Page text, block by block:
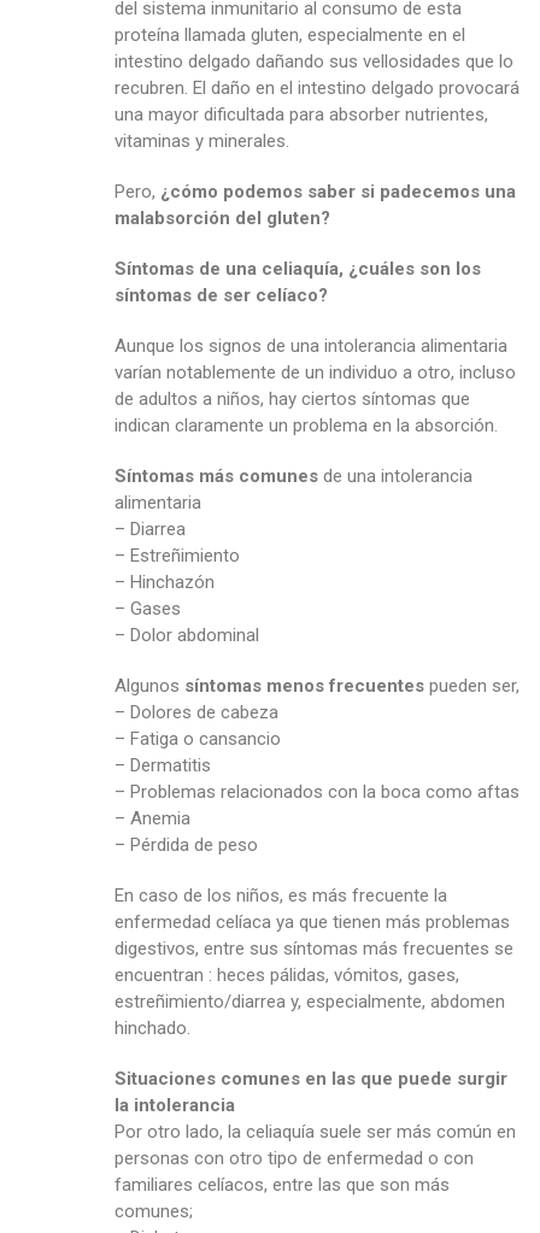
del sistema inmunitario al consumo de esta
proteína llamada gluten, especialmente en el
intestino delgado dañando sus vellosidades que lo
recubren. El daño en el intestino delgado provocará
una mayor dificultada para absorber nutrientes,
vitaminas y minerales.
Pero, ¿cómo podemos saber si padecemos una
malabsorción del gluten?
Síntomas de una celiaquía, ¿cuáles son los
síntomas de ser celíaco?
Aunque los signos de una intolerancia alimentaria
varían notablemente de un individuo a otro, incluso
de adultos a niños, hay ciertos síntomas que
indican claramente un problema en la absorción.
Síntomas más comunes de una intolerancia
alimentaria
– Diarrea
– Estreñimiento
– Hinchazón
– Gases
– Dolor abdominal
Algunos síntomas menos frecuentes pueden ser,
– Dolores de cabeza
– Fatiga o cansancio
– Dermatitis
– Problemas relacionados con la boca como aftas
– Anemia
– Pérdida de peso
En caso de los niños, es más frecuente la
enfermedad celíaca ya que tienen más problemas
digestivos, entre sus síntomas más frecuentes se
encuentran : heces pálidas, vómitos, gases,
estreñimiento/diarrea y, especialmente, abdomen
hinchado.
Situaciones comunes en las que puede surgir
la intolerancia
Por otro lado, la celiaquía suele ser más común en
personas con otro tipo de enfermedad o con
familiares celíacos, entre las que son más
comunes;